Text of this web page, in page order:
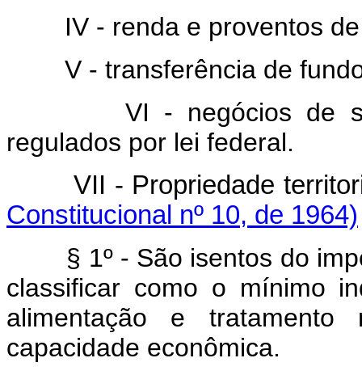
IV - renda e proventos
V - transferência de
VI - negócios de
regulados por lei federal.
VII - Propriedade
Constitucional nº 10, de 1964)
§ 1º - São isentos do
classificar como o mínimo
alimentação e
capacidade econômica.